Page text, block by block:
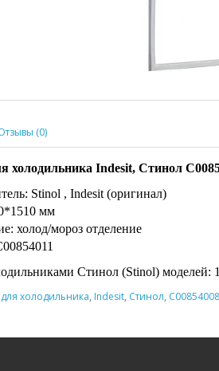
(0)
холодильника Indesit, Стинол
Stinol , Indesit (оригинал)
мм
холод/мороз отделение
Стинол (Stinol) моделей:
для холодильника, Indesit, Стинол, C00854008